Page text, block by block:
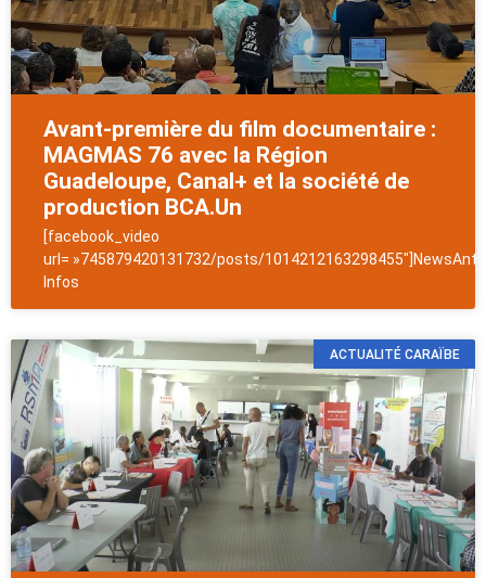
Avant-première du film documentaire :
MAGMAS 76 avec la Région
Guadeloupe, Canal+ et la société de
production BCA.Un
[facebook_video
url= »745879420131732/posts/
Infos
ACTUALITÉ CARAÏBE